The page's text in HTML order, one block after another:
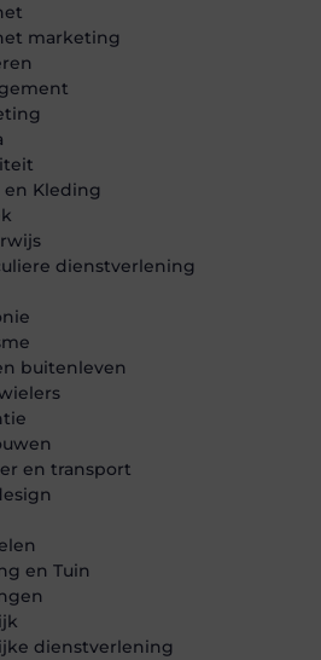
marketing
en Kleding
dienstverlening
buitenleven
en transport
en Tuin
dienstverlening